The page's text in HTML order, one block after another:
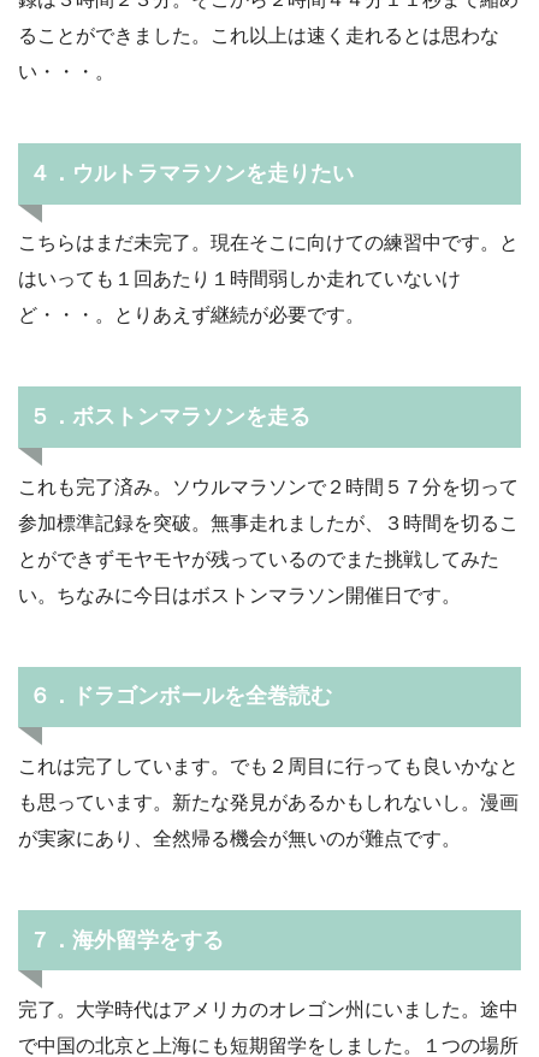
ることができました。これ以上は速く走れるとは思わな
い・・・。
４．ウルトラマラソンを走りたい
こちらはまだ未完了。現在そこに向けての練習中です。と
はいっても１回あたり１時間弱しか走れていないけ
ど・・・。とりあえず継続が必要です。
５．ボストンマラソンを走る
これも完了済み。ソウルマラソンで２時間５７分を切って
参加標準記録を突破。無事走れましたが、３時間を切るこ
とができずモヤモヤが残っているのでまた挑戦してみた
い。ちなみに今日はボストンマラソン開催日です。
６．ドラゴンボールを全巻読む
これは完了しています。でも２周目に行っても良いかなと
も思っています。新たな発見があるかもしれないし。漫画
が実家にあり、全然帰る機会が無いのが難点です。
７．海外留学をする
完了。大学時代はアメリカのオレゴン州にいました。途中
で中国の北京と上海にも短期留学をしました。１つの場所